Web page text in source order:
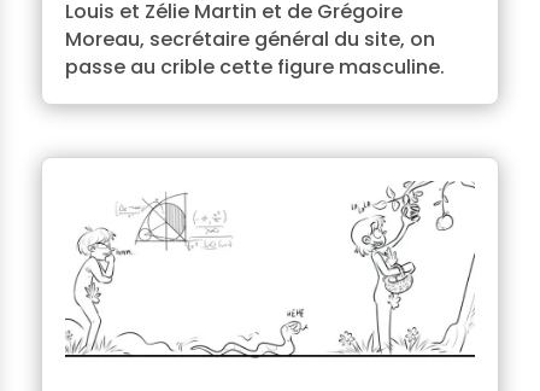
Louis et Zélie Martin et de Grégoire
Moreau, secrétaire général du site, on
passe au crible cette figure masculine.